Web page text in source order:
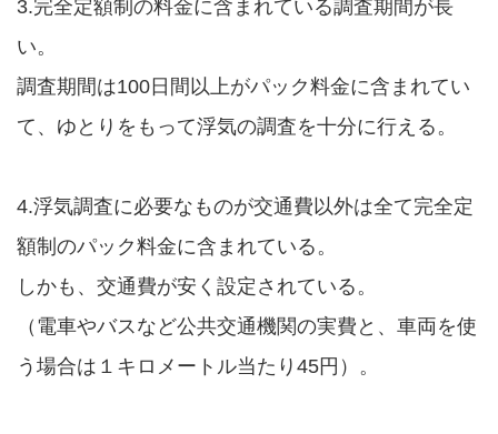
3.完全定額制の料金に含まれている調査期間が長
い。
調査期間は100日間以上がパック料金に含まれてい
て、ゆとりをもって浮気の調査を十分に行える。
4.浮気調査に必要なものが交通費以外は全て完全定
額制のパック料金に含まれている。
しかも、交通費が安く設定されている。
（電車やバスなど公共交通機関の実費と、車両を使
う場合は１キロメートル当たり45円）。